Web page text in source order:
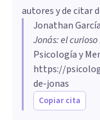
autores y de citar
Jonathan
Jonás: el
Psicología y
https://
de-jonas
Copiar cita